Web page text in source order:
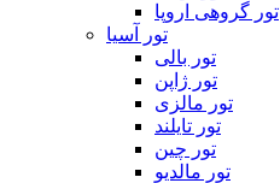
تور گروهی اروپا
تور آسیا
تور بالی
تور ژاپن
تور مالزی
تور تایلند
تور چین
تور مالدیو